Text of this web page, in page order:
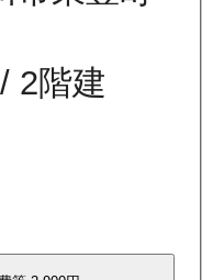
/ 2階建